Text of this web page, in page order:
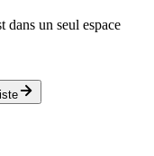
dans un seul espace